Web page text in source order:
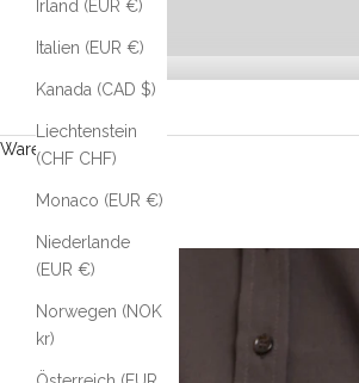
Irland (EUR €)
Italien (EUR €)
Kanada (CAD $)
Liechtenstein
(CHF CHF)
Monaco (EUR €)
Niederlande
(EUR €)
Norwegen (NOK
kr)
Warenkorb